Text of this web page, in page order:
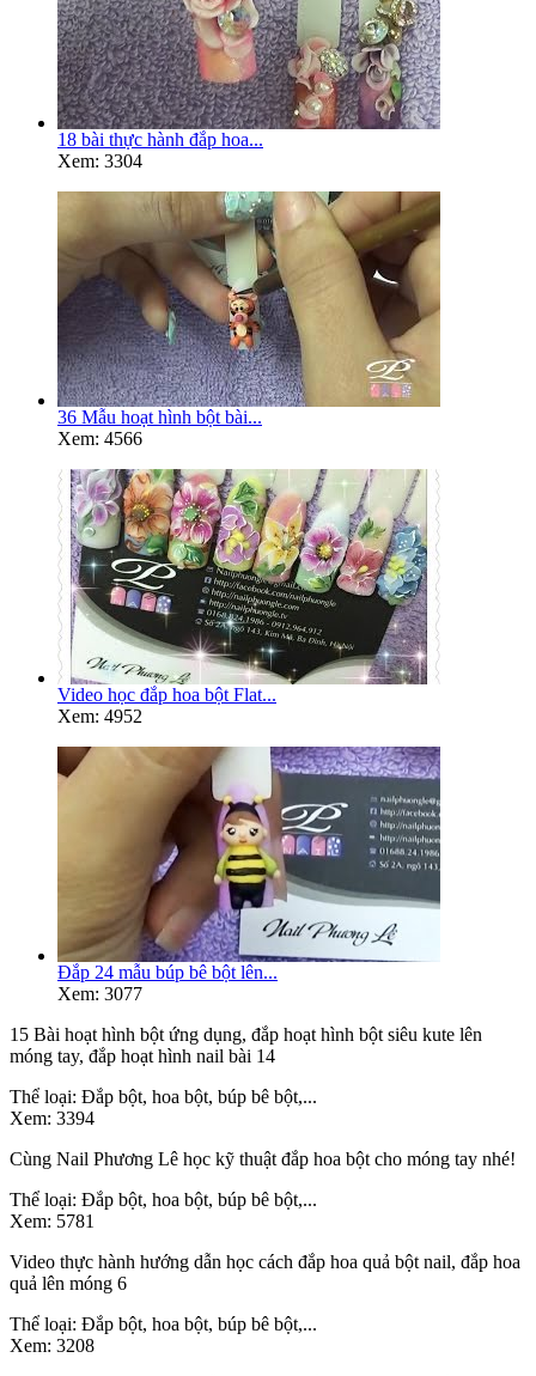
18 bài thực hành đắp hoa...
Xem: 3304
36 Mẫu hoạt hình bột bài...
Xem: 4566
Video học đắp hoa bột Flat...
Xem: 4952
Đắp 24 mẫu búp bê bột lên...
Xem: 3077
15 Bài hoạt hình bột ứng dụng, đắp hoạt hình bột siêu kute lên
móng tay, đắp hoạt hình nail bài 14
Thể loại: Đắp bột, hoa bột, búp bê bột,...
Xem: 3394
Cùng Nail Phương Lê học kỹ thuật đắp hoa bột cho móng tay nhé!
Thể loại: Đắp bột, hoa bột, búp bê bột,...
Xem: 5781
Video thực hành hướng dẫn học cách đắp hoa quả bột nail, đắp hoa
quả lên móng 6
Thể loại: Đắp bột, hoa bột, búp bê bột,...
Xem: 3208